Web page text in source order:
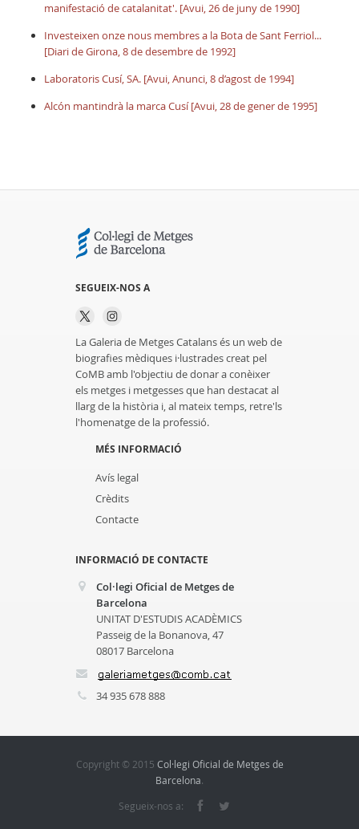
manifestació de catalanitat'. [Avui, 26 de juny de 1990]
Investeixen onze nous membres a la Bota de Sant Ferriol...
[Diari de Girona, 8 de desembre de 1992]
Laboratoris Cusí, SA. [Avui, Anunci, 8 d’agost de 1994]
Alcón mantindrà la marca Cusí [Avui, 28 de gener de 1995]
SEGUEIX-NOS A
La Galeria de Metges Catalans és un web de
biografies mèdiques i·lustrades creat pel
CoMB amb l'objectiu de donar a conèixer
els metges i metgesses que han destacat al
llarg de la història i, al mateix temps, retre'ls
l'homenatge de la professió.
MÉS INFORMACIÓ
Avís legal
Crèdits
Contacte
INFORMACIÓ DE CONTACTE
Col·legi Oficial de Metges de
Barcelona
UNITAT D'ESTUDIS ACADÈMICS
Passeig de la Bonanova, 47
08017 Barcelona
34 935 678 888
Copyright © 2015 Col·legi Oficial de Metges de
Barcelona.
Segueix-nos a: